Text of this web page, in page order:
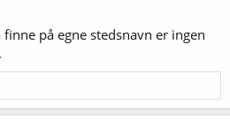
på egne stedsnavn er ingen